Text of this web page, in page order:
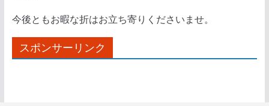
今後ともお暇な折はお立ち寄りくださいませ。
スポンサーリンク